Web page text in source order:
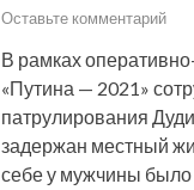
Оставьте комментарий
В рамках
«Путина — 2021»
патрулирования
задержан местный
себе у мужчины